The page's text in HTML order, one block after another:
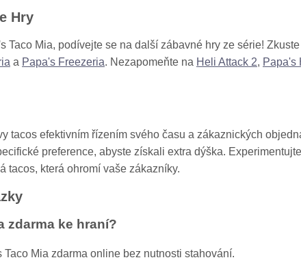
Hry
Taco Mia, podívejte se na další zábavné hry ze série! Zkuste
a Papa's Freezeria. Nezapomeňte na Heli Attack 2, Papa's
tacos efektivním řízením svého času a zákaznických
preference, abyste získali extra dýška.
tacos, která ohromí vaše zákazníky.
zdarma ke hraní?
Taco Mia zdarma online bez nutnosti stahování.